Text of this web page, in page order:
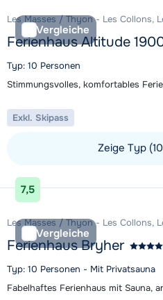
Vergleiche
Les Masses / Thyon - Les Collons,
Ferienhaus Altitude
Typ: 10 Personen
Stimmungsvolles, komfortables
Exkl. Skipass
Zeige Typ
Unterkunft ansehen
7,5
Vergleiche
Les Masses / Thyon - Les Collons,
Ferienhaus Bryher
Typ: 10 Personen - Mit Privatsauna
Fabelhaftes Ferienhaus mit Sauna,